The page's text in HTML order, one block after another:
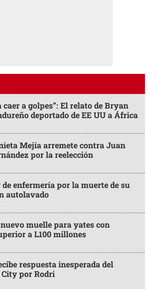
caer a golpes”: El relato de Bryan
deportado de EE UU a África
Mejía arremete contra Juan
por la reelección
enfermería por la muerte de su
autolavado
muelle para yates con
a L100 millones
respuesta inesperada del
por Rodri